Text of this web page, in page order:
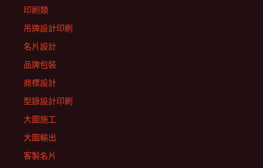
印刷類
吊牌設計印刷
名片設計
品牌包裝
商標設計
型錄設計印刷
大圖施工
大圖輸出
客製名片